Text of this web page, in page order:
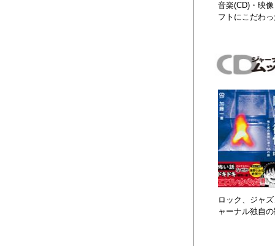
音楽(CD)・映
フトにこだわ
ロック、ジャ
ャーナル独自